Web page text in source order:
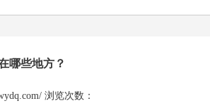
哪些地方？
浏览次数：